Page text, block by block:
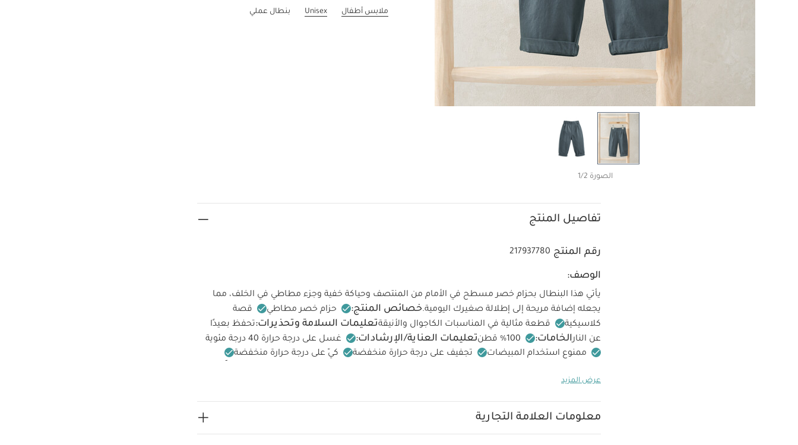
الصورة 1/2
ملابس أطفال
Unisex بنطال عملي
تفاصيل المنتج
رقم المنتج 217937780
الوصف:
يأتي هذا البنطال بحزام خصر مسطح في الأمام من المنتصف وحياكة خفية وجزء مطاطي في الخلف، مما
يجعله إضافة مريحة إلى إطلالة صغيرك اليومية.خصائص المنتج: حزام خصر مطاطي
قصة
كلاسيكية
قطعة مثالية في المناسبات الكاجوال والأنيقةتعليمات السلامة وتحذيرات:تحفظ بعيدًا
عن النارالخامات: 100‏‏%‏‏ قطن تعليمات العناية/الإرشادات:
غسل على درجة حرارة 40 درجة مئوية
ممنوع استخدام المبيضات
تجفيف على درجة حرارة منخفضة
كيّ على درجة حرارة منخفضة
ألبسة قطعة واحدة بأكمام قصيرة قماش عضوي بلون أبيض - 5 قطع
عرض المزيد
معلومات العلامة التجارية